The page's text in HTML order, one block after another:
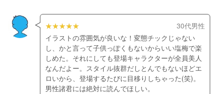
30代男性
イラストの雰囲気が良いな！変態チックじゃない
し、かと言って子供っぽくもないからいい塩梅で楽
しめた。それにしても登場キャラクターが全員美人
なんだよー。スタイル抜群だしとんでもないほどエ
ロいから、登場するたびに目移りしちゃった(笑)。
男性諸君には絶対に読んでほしい。